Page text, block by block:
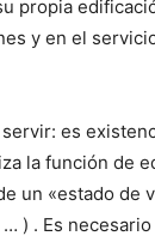
propia
y en el
es
la función de
un «estado de
. Es necesario